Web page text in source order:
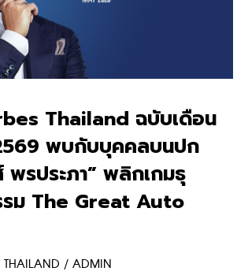
Thailand ฉบับเดือน
พบกับบุคคลบนปก
พรประภา” พลิกเกมธุ
ม The Great Auto
THAILAND / ADMIN